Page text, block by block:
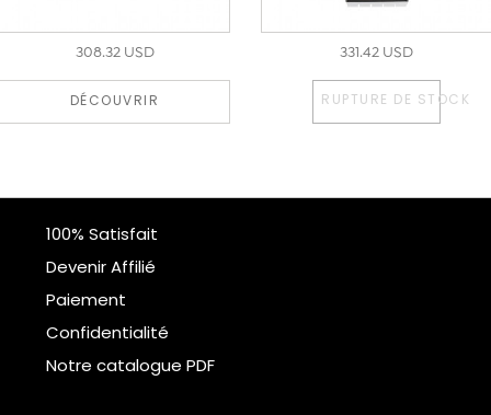
308.32 USD
DÉCOUVRIR
331.42 USD
RUPTURE DE STOCK
100% Satisfait
Devenir Affilié
Paiement
Confidentialité
Notre catalogue PDF